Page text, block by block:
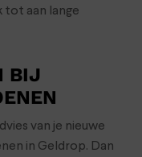
tot aan lange
BIJ
van je nieuwe
in Geldrop. Dan